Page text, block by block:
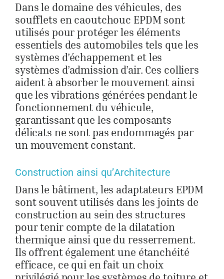
Dans le domaine des véhicules, des
soufflets en caoutchouc EPDM sont
utilisés pour protéger les éléments
essentiels des automobiles tels que les
systèmes d’échappement et les
systèmes d’admission d’air. Ces colliers
aident à absorber le mouvement ainsi
que les vibrations générées pendant le
fonctionnement du véhicule,
garantissant que les composants
délicats ne sont pas endommagés par
un mouvement constant.
Construction ainsi qu’Architecture
Dans le bâtiment, les adaptateurs EPDM
sont souvent utilisés dans les joints de
construction au sein des structures
pour tenir compte de la dilatation
thermique ainsi que du resserrement.
Ils offrent également une étanchéité
efficace, ce qui en fait un choix